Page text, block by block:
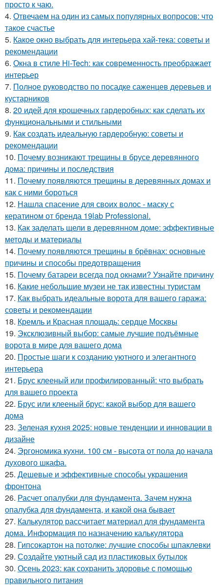
просто к чаю.
4. Отвечаем на один из самых популярных вопросов: что
такое счастье
5. Какое окно выбрать для интерьера хай-тека: советы и
рекомендации
6. Окна в стиле Hi-Tech: как современность преображает
интерьер
7. Полное руководство по посадке саженцев деревьев и
кустарников
8. 20 идей для крошечных гардеробных: как сделать их
функциональными и стильными
9. Как создать идеальную гардеробную: советы и
рекомендации
10. Почему возникают трещины в брусе деревянного
дома: причины и последствия
11. Почему появляются трещины в деревянных домах и
как с ними бороться
12. Нашла спасение для своих волос - маску с
кератином от бренда 19lab Professional.
13. Как заделать щели в деревянном доме: эффективные
методы и материалы
14. Почему появляются трещины в брёвнах: основные
причины и способы предотвращения
15. Почему батареи всегда под окнами? Узнайте причину
16. Какие небольшие музеи не так известны туристам
17. Как выбрать идеальные ворота для вашего гаража:
советы и рекомендации
18. Кремль и Красная площадь: сердце Москвы
19. Эксклюзивный выбор: самые лучшие подъёмные
ворота в мире для вашего дома
20. Простые шаги к созданию уютного и элегантного
интерьера
21. Брус клееный или профилированный: что выбрать
для вашего проекта
22. Брус или клееный брус: какой выбор для вашего
дома
23. Зеленая кухня 2025: новые тенденции и инновации в
дизайне
24. Эргономика кухни. 100 см - высота от пола до начала
духового шкафа.
25. Дешевые и эффективные способы украшения
фронтона
26. Расчет опалубки для фундамента. Зачем нужна
опалубка для фундамента, и какой она бывает
27. Калькулятор рассчитает материал для фундамента
дома. Информация по назначению калькулятора
28. Гипсокартон на потолке: лучшие способы шпаклевки
29. Создайте уютный сад из пластиковых бутылок
30. Осень 2023: как сохранить здоровье с помощью
правильного питания